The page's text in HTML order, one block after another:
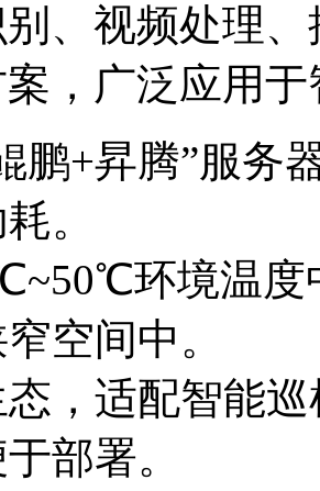
、视频处理
，广泛应用
鹏+昇腾”服务
。
环境温度
空间中。
，适配智能
于部署。